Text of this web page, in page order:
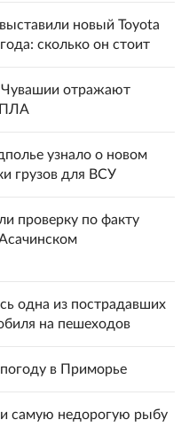
новый Toyota
сколько он стоит
отражают
узнало о новом
грузов для ВСУ
проверку по факту
одна из пострадавших
на пешеходов
в Приморье
самую недорогую рыбу